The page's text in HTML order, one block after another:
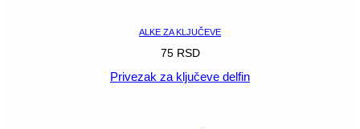
ALKE ZA KLJUČEVE
75 RSD
Privezak za ključeve delfin